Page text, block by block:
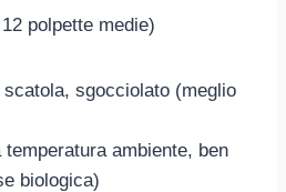
polpette medie)
scatola, sgocciolato (meglio
ambiente, ben
biologica)